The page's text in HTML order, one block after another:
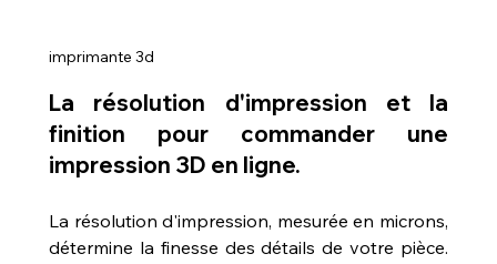
imprimante 3d
La résolution d'impression et la
finition pour commander une
impression 3D en ligne.
La résolution d'impression, mesurée en microns,
détermine la finesse des détails de votre pièce.